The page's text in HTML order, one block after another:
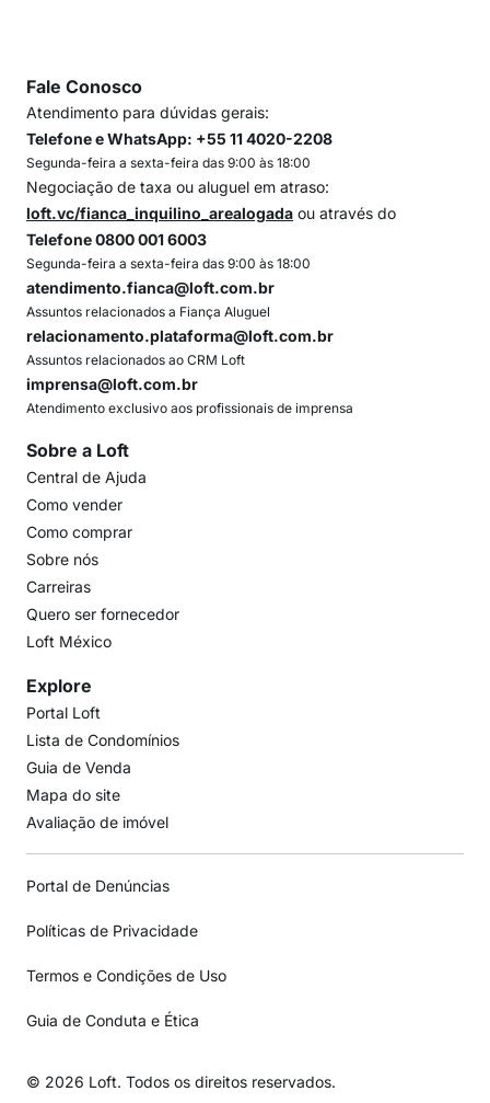
Fale Conosco
Atendimento para dúvidas gerais:
Telefone e WhatsApp: +55 11 4020-2208
Segunda-feira a sexta-feira das 9:00 às 18:00
Negociação de taxa ou aluguel em atraso:
loft.vc/fianca_inquilino_arealogada ou através do
Telefone 0800 001 6003
Segunda-feira a sexta-feira das 9:00 às 18:00
atendimento.fianca@loft.com.br
Assuntos relacionados a Fiança Aluguel
relacionamento.plataforma@loft.com.br
Assuntos relacionados ao CRM Loft
imprensa@loft.com.br
Atendimento exclusivo aos profissionais de imprensa
Sobre a Loft
Central de Ajuda
Como vender
Como comprar
Sobre nós
Carreiras
Quero ser fornecedor
Loft México
Explore
Portal Loft
Lista de Condomínios
Guia de Venda
Mapa do site
Avaliação de imóvel
Portal de Denúncias
Políticas de Privacidade
Termos e Condições de Uso
Guia de Conduta e Ética
© 2026 Loft. Todos os direitos reservados.